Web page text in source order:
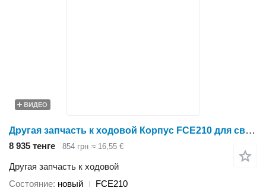
ВИДЕО
Другая запчасть к ходовой Корпус FCE210 для свеклоуборочного комбайна Holmer
8 935 тенге 854 грн ≈ 16,55 €
Другая запчасть к ходовой
Состояние новый FCE210